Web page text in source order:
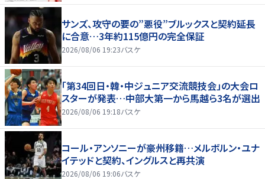
サンズ、攻守の要の”悪役”ブルックスと契約延長
に合意…3年約115億円の完全保証
2026/08/06 19:23バスケ
「第34回日・韓・中ジュニア交流競技会」の大会ロ
スターが発表…中部大第一から馬越ら3名が選出
2026/08/06 19:18バスケ
コール・アンソニーが豪州移籍…メルボルン・ユナ
イテッドと契約、イングルスと再共演
2026/08/06 19:06バスケ